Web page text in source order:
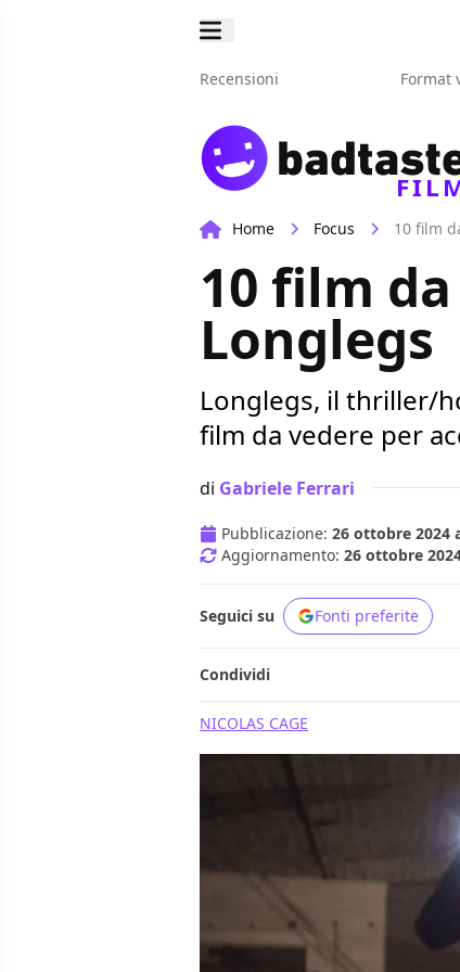
Recensioni Format
Home Focus 10 film
10 film
Longlegs
Longlegs, il thriller/
film da vedere per
di Gabriele Ferrari
Pubblicazione: 26 ottobre 2024
Aggiornamento: 26 ottobre
Seguici su Fonti preferite
Condividi
NICOLAS CAGE